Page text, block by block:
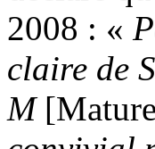
2008 : «
claire de
M